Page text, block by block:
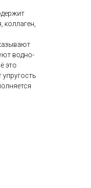
коллаген,
водно-
это
упругость